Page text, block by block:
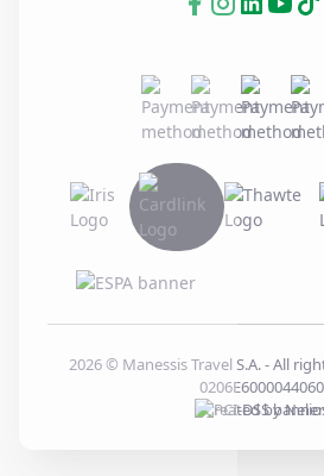
2026© Manessis Travel S.A. - All
Created by